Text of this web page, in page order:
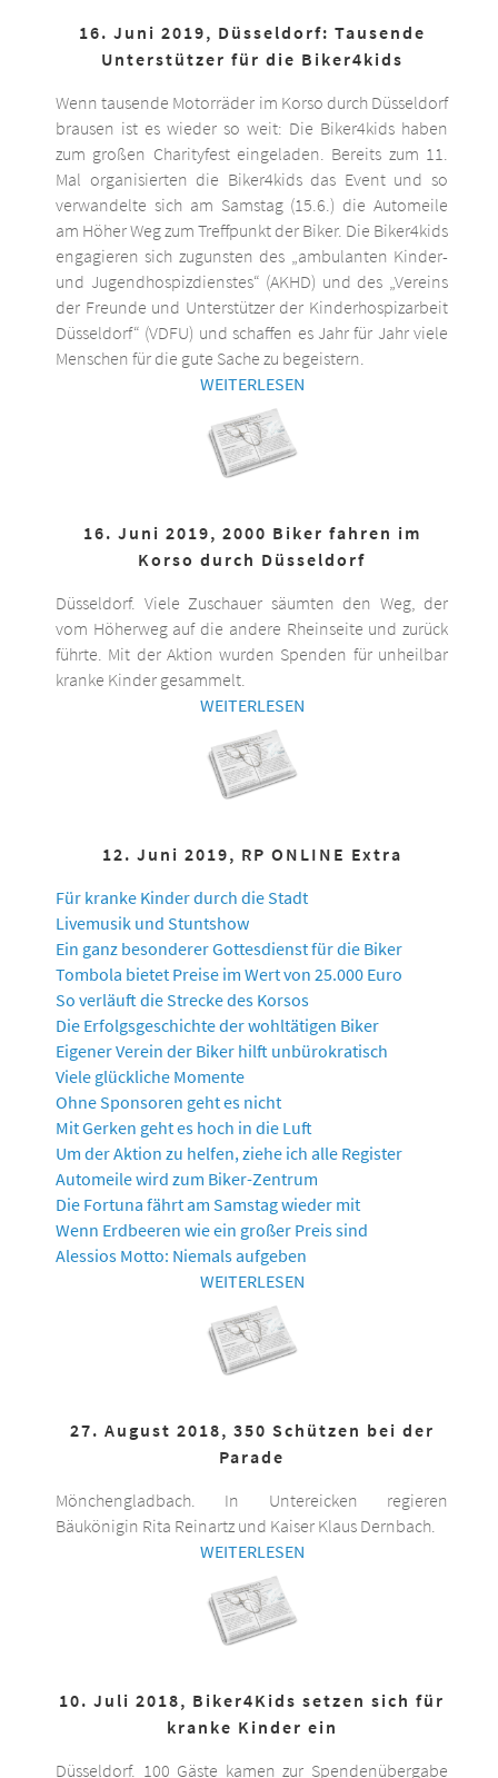
16. Juni 2019, Düsseldorf: Tausende
Unterstützer für die Biker4kids
Wenn tausende Motorräder im Korso durch Düsseldorf
brausen ist es wieder so weit: Die Biker4kids haben
zum großen Charityfest eingeladen. Bereits zum 11.
Mal organisierten die Biker4kids das Event und so
verwandelte sich am Samstag (15.6.) die Automeile
am Höher Weg zum Treffpunkt der Biker. Die Biker4kids
engagieren sich zugunsten des „ambulanten Kinder-
und Jugendhospizdienstes“ (AKHD) und des „Vereins
der Freunde und Unterstützer der Kinderhospizarbeit
Düsseldorf“ (VDFU) und schaffen es Jahr für Jahr viele
Menschen für die gute Sache zu begeistern.
WEITERLESEN
16. Juni 2019, 2000 Biker fahren im
Korso durch Düsseldorf
Düsseldorf. Viele Zuschauer säumten den Weg, der
vom Höherweg auf die andere Rheinseite und zurück
führte. Mit der Aktion wurden Spenden für unheilbar
kranke Kinder gesammelt.
WEITERLESEN
12. Juni 2019, RP ONLINE Extra
Für kranke Kinder durch die Stadt
Livemusik und Stuntshow
Ein ganz besonderer Gottesdienst für die Biker
Tombola bietet Preise im Wert von 25.000 Euro
So verläuft die Strecke des Korsos
Die Erfolgsgeschichte der wohltätigen Biker
Eigener Verein der Biker hilft unbürokratisch
Viele glückliche Momente
Ohne Sponsoren geht es nicht
Mit Gerken geht es hoch in die Luft
Um der Aktion zu helfen, ziehe ich alle Register
Automeile wird zum Biker-Zentrum
Die Fortuna fährt am Samstag wieder mit
Wenn Erdbeeren wie ein großer Preis sind
Alessios Motto: Niemals aufgeben
WEITERLESEN
27. August 2018, 350 Schützen bei der
Parade
Mönchengladbach. In Untereicken regieren
Bäukönigin Rita Reinartz und Kaiser Klaus Dernbach.
WEITERLESEN
10. Juli 2018, Biker4Kids setzen sich für
kranke Kinder ein
Düsseldorf. 100 Gäste kamen zur Spendenübergabe